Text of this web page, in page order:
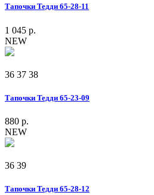
Тапочки Тедди 65-28-11
1 045 р.
NEW
36 37 38
Тапочки Тедди 65-23-09
880 р.
NEW
36 39
Тапочки Тедди 65-28-12